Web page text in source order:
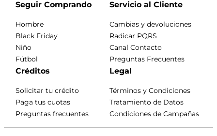
Seguir Comprando
Hombre
Black Friday
Niño
Fútbol
Servicio al Cliente
Cambias y devoluciones
Radicar PQRS
Canal Contacto
Preguntas Frecuentes
Créditos
Solicitar tu crédito
Paga tus cuotas
Preguntas frecuentes
Legal
Términos y Condiciones
Tratamiento de Datos
Condiciones de Campañas